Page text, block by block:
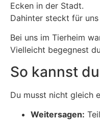
Ecken in der Stadt.
Dahinter steckt für
Bei uns im Tierheim
Vielleicht begegnest
So kannst
Du musst nicht gleich
Weitersagen: